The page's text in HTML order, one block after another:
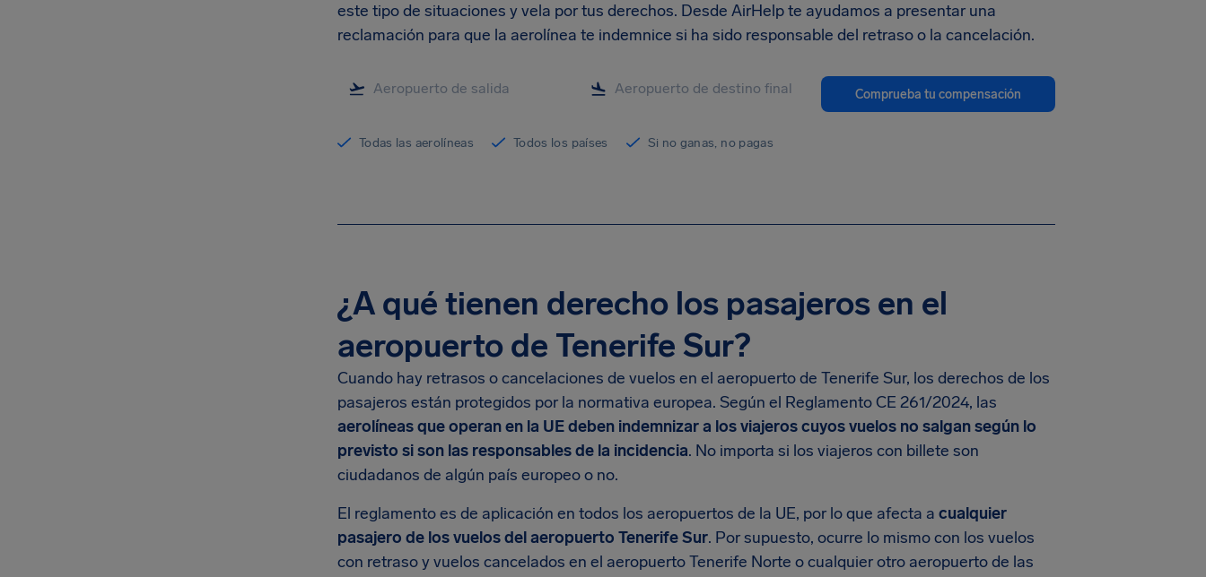
este tipo de situaciones y vela por tus derechos. Desde AirHelp te ayudamos a presentar una
reclamación para que la aerolínea te indemnice si ha sido responsable del retraso o la cancelación.
Comprueba tu compensación
Todas las aerolíneas Todos los países Si no ganas, no pagas
¿A qué tienen derecho los pasajeros en el
aeropuerto de Tenerife Sur?
Cuando hay retrasos o cancelaciones de vuelos en el aeropuerto de Tenerife Sur, los derechos de los
pasajeros están protegidos por la normativa europea. Según el Reglamento CE 261/2024, las
aerolíneas que operan en la UE deben indemnizar a los viajeros cuyos vuelos no salgan según lo
previsto si son las responsables de la incidencia. No importa si los viajeros con billete son
ciudadanos de algún país europeo o no.
El reglamento es de aplicación en todos los aeropuertos de la UE, por lo que afecta a cualquier
pasajero de los vuelos del aeropuerto Tenerife Sur. Por supuesto, ocurre lo mismo con los vuelos
con retraso y vuelos cancelados en el aeropuerto Tenerife Norte o cualquier otro aeropuerto de las